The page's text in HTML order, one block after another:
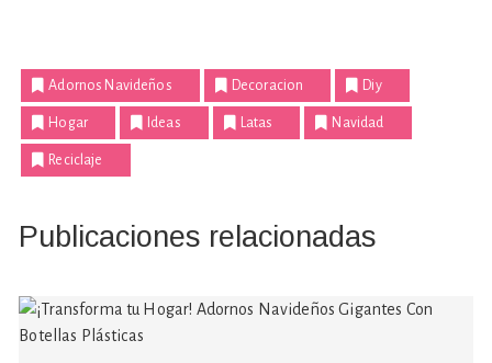
Adornos Navideños Decoracion Diy
Hogar Ideas Latas Navidad
Reciclaje
Publicaciones relacionadas